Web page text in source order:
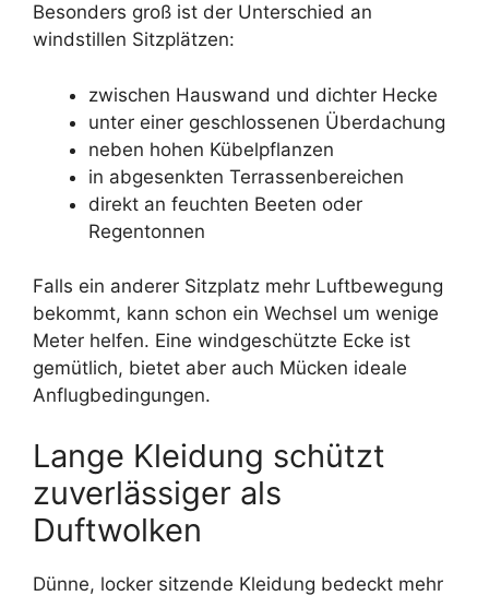
Besonders groß ist der Unterschied an
windstillen Sitzplätzen:
zwischen Hauswand und dichter Hecke
unter einer geschlossenen Überdachung
neben hohen Kübelpflanzen
in abgesenkten Terrassenbereichen
direkt an feuchten Beeten oder
Regentonnen
Falls ein anderer Sitzplatz mehr Luftbewegung
bekommt, kann schon ein Wechsel um wenige
Meter helfen. Eine windgeschützte Ecke ist
gemütlich, bietet aber auch Mücken ideale
Anflugbedingungen.
Lange Kleidung schützt
zuverlässiger als
Duftwolken
Dünne, locker sitzende Kleidung bedeckt mehr